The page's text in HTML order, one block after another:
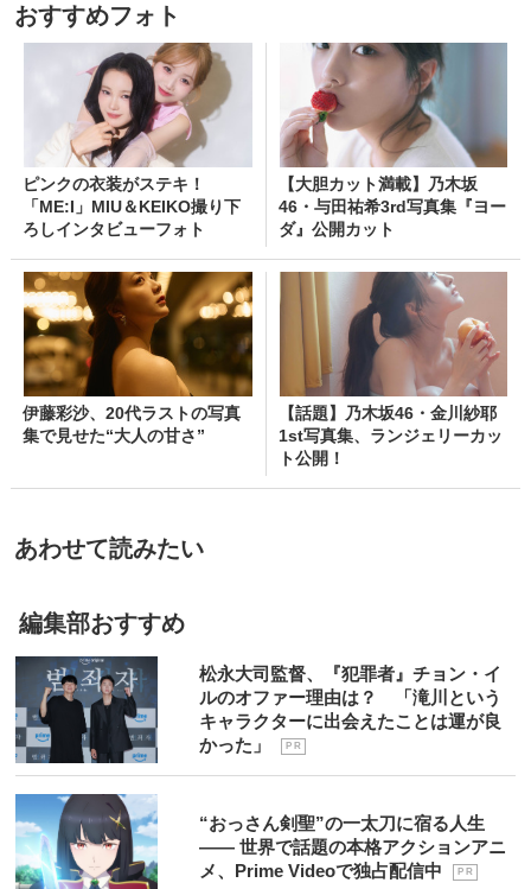
おすすめフォト
ピンクの衣装がステキ！
「ME:I」MIU＆KEIKO撮り下
ろしインタビューフォト
【大胆カット満載】乃木坂
46・与田祐希3rd写真集『ヨー
ダ』公開カット
伊藤彩沙、20代ラストの写真
集で見せた“大人の甘さ”
【話題】乃木坂46・金川紗耶
1st写真集、ランジェリーカッ
ト公開！
あわせて読みたい
編集部おすすめ
松永大司監督、『犯罪者』チョン・イ
ルのオファー理由は？ 「滝川という
キャラクターに出会えたことは運が良
かった」
P R
“おっさん剣聖”の一太刀に宿る人生
―― 世界で話題の本格アクションアニ
メ、Prime Videoで独占配信中
P R